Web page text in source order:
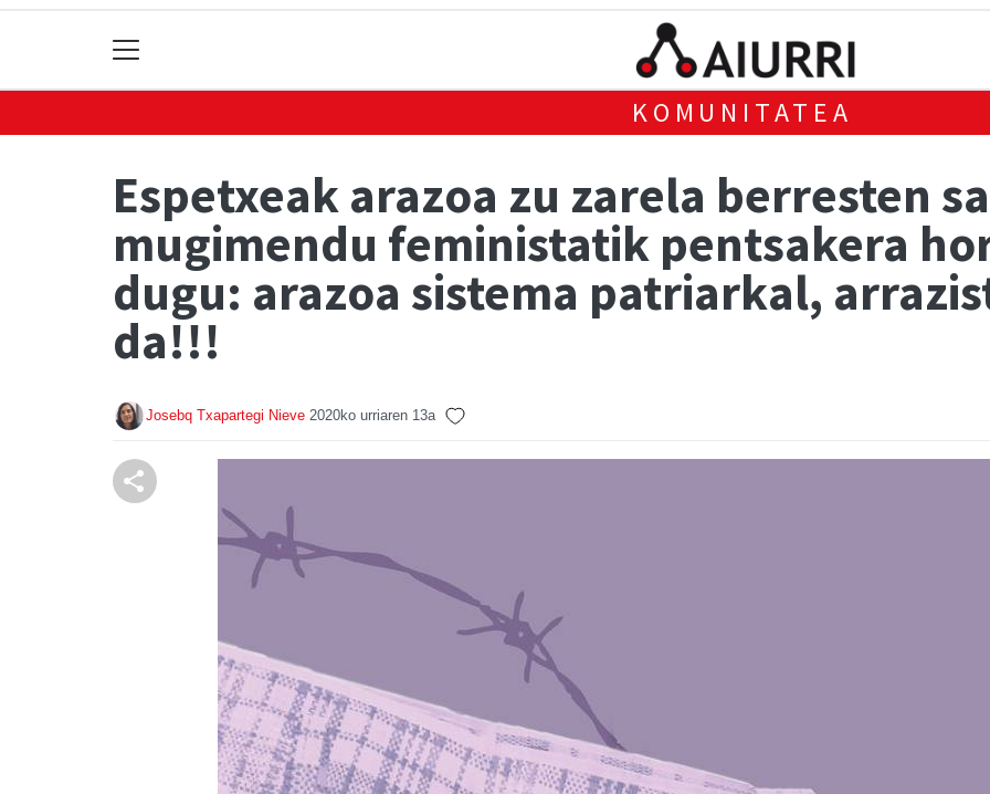
KOMUNITATEA
Espetxeak arazoa zu zarela berresten
mugimendu feministatik pentsakera
dugu: arazoa sistema patriarkal,
da!!!
Josebq Txapartegi Nieve 2020ko urriaren 13a